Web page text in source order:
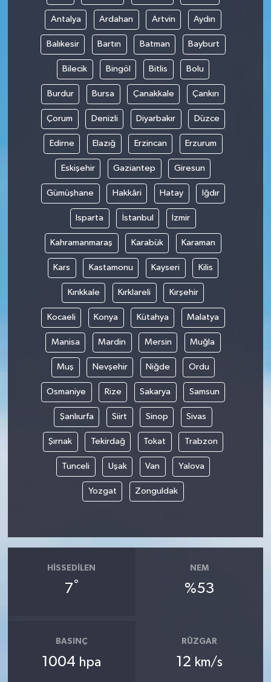
Antalya Ardahan Artvin Aydın
Balıkesir Bartın Batman Bayburt
Bilecik Bingöl Bitlis Bolu
Burdur Bursa Çanakkale Çankırı
Çorum Denizli Diyarbakır Düzce
Edirne Elazığ Erzincan Erzurum
Eskişehir Gaziantep Giresun
Gümüşhane Hakkâri Hatay Iğdır
Isparta İstanbul İzmir
Kahramanmaraş Karabük Karaman
Kars Kastamonu Kayseri Kilis
Kırıkkale Kırklareli Kırşehir
Kocaeli Konya Kütahya Malatya
Manisa Mardin Mersin Muğla
Muş Nevşehir Niğde Ordu
Osmaniye Rize Sakarya Samsun
Şanlıurfa Siirt Sinop Sivas
Şırnak Tekirdağ Tokat Trabzon
Tunceli Uşak Van Yalova
Yozgat Zonguldak
HISSEDILEN
7°
NEM
%53
BASINÇ
1004 hpa
RÜZGAR
12 km/s